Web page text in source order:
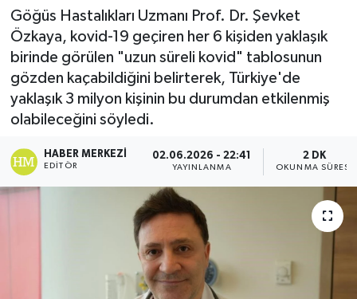
Göğüs Hastalıkları Uzmanı Prof. Dr. Şevket
Özkaya, kovid-19 geçiren her 6 kişiden yaklaşık
birinde görülen "uzun süreli kovid" tablosunun
gözden kaçabildiğini belirterek, Türkiye'de
yaklaşık 3 milyon kişinin bu durumdan etkilenmiş
olabileceğini söyledi.
HABER MERKEZI
EDITÖR
02.06.2026 - 22:41
YAYINLANMA
2 DK
OKUNMA SÜRESI
Spor
Magazin
Medya
Sağlık
Son Dakika Haberleri
Haber Arşivi